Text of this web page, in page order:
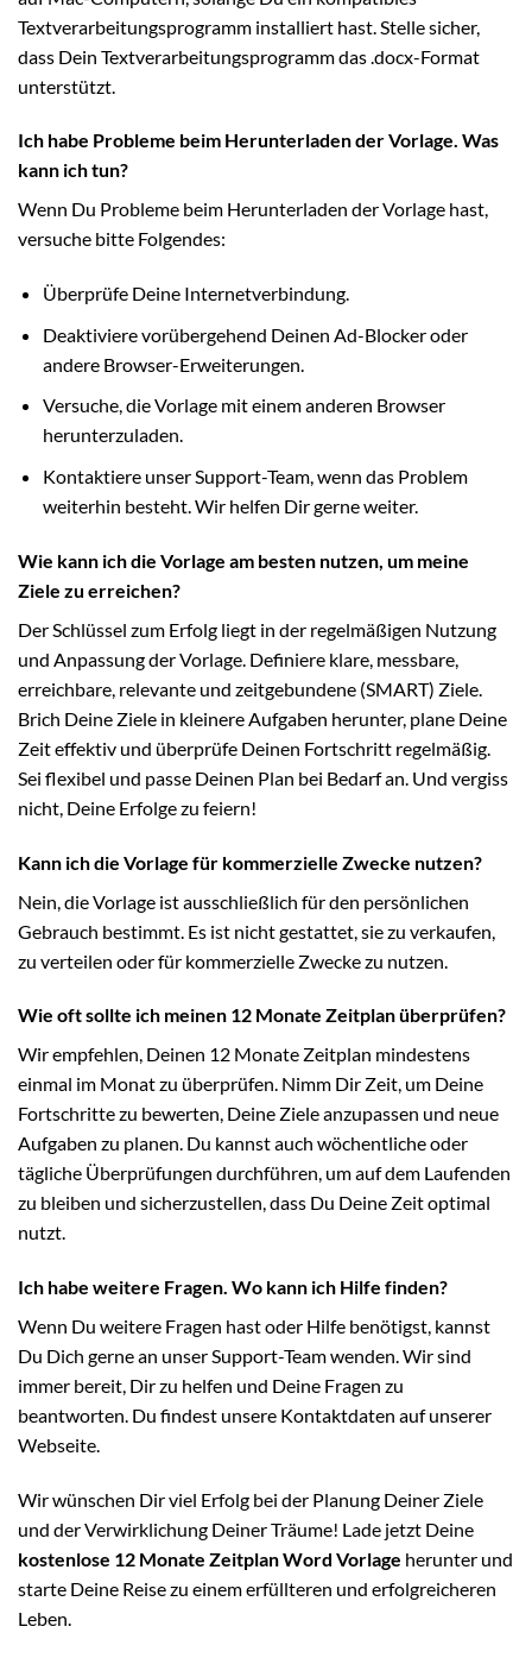
Textverarbeitungsprogramm installiert hast. Stelle sicher,
dass Dein Textverarbeitungsprogramm das .docx-Format
unterstützt.
Ich habe Probleme beim Herunterladen der Vorlage. Was
kann ich tun?
Wenn Du Probleme beim Herunterladen der Vorlage hast,
versuche bitte Folgendes:
Überprüfe Deine Internetverbindung.
Deaktiviere vorübergehend Deinen Ad-Blocker oder
andere Browser-Erweiterungen.
Versuche, die Vorlage mit einem anderen Browser
herunterzuladen.
Kontaktiere unser Support-Team, wenn das Problem
weiterhin besteht. Wir helfen Dir gerne weiter.
Wie kann ich die Vorlage am besten nutzen, um meine
Ziele zu erreichen?
Der Schlüssel zum Erfolg liegt in der regelmäßigen Nutzung
und Anpassung der Vorlage. Definiere klare, messbare,
erreichbare, relevante und zeitgebundene (SMART) Ziele.
Brich Deine Ziele in kleinere Aufgaben herunter, plane Deine
Zeit effektiv und überprüfe Deinen Fortschritt regelmäßig.
Sei flexibel und passe Deinen Plan bei Bedarf an. Und vergiss
nicht, Deine Erfolge zu feiern!
Kann ich die Vorlage für kommerzielle Zwecke nutzen?
Nein, die Vorlage ist ausschließlich für den persönlichen
Gebrauch bestimmt. Es ist nicht gestattet, sie zu verkaufen,
zu verteilen oder für kommerzielle Zwecke zu nutzen.
Wie oft sollte ich meinen 12 Monate Zeitplan überprüfen?
Wir empfehlen, Deinen 12 Monate Zeitplan mindestens
einmal im Monat zu überprüfen. Nimm Dir Zeit, um Deine
Fortschritte zu bewerten, Deine Ziele anzupassen und neue
Aufgaben zu planen. Du kannst auch wöchentliche oder
tägliche Überprüfungen durchführen, um auf dem Laufenden
zu bleiben und sicherzustellen, dass Du Deine Zeit optimal
nutzt.
Ich habe weitere Fragen. Wo kann ich Hilfe finden?
Wenn Du weitere Fragen hast oder Hilfe benötigst, kannst
Du Dich gerne an unser Support-Team wenden. Wir sind
immer bereit, Dir zu helfen und Deine Fragen zu
beantworten. Du findest unsere Kontaktdaten auf unserer
Webseite.
Wir wünschen Dir viel Erfolg bei der Planung Deiner Ziele
und der Verwirklichung Deiner Träume! Lade jetzt Deine
kostenlose 12 Monate Zeitplan Word Vorlage herunter und
starte Deine Reise zu einem erfüllteren und erfolgreicheren
Leben.